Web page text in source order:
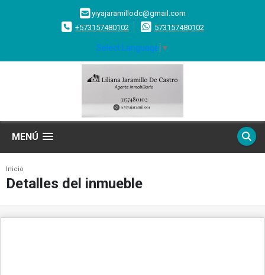
yiyajaramillodc@gmail.com
+573157480102
573157480102
Select Language ▼
MENÚ
Inicio
Detalles del inmueble